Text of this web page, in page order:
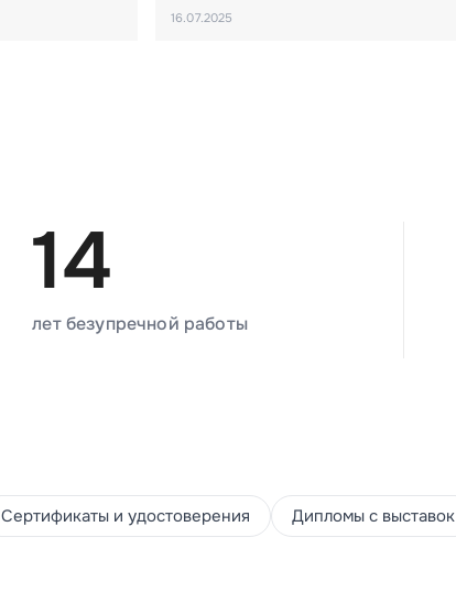
16.07.2025
14
лет безупречной работы
Сертификаты и удостоверения Дипломы с выставок